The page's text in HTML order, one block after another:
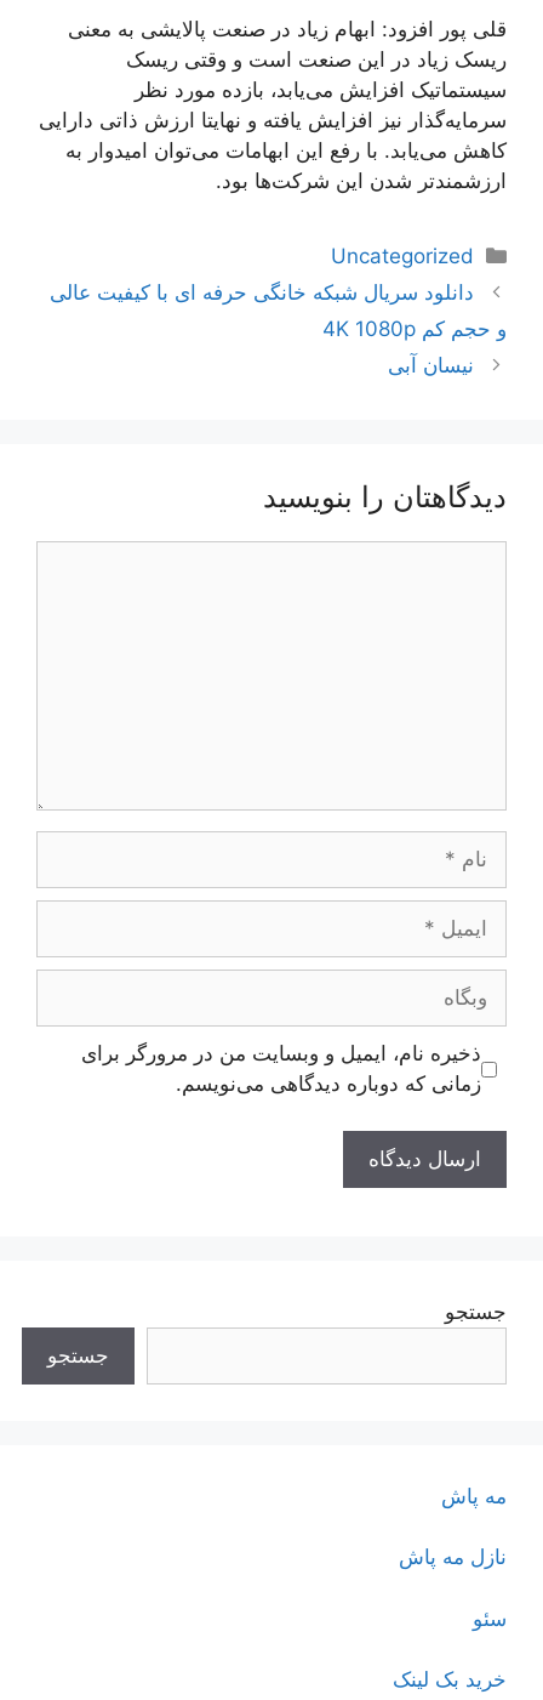
قلی پور افزود: ابهام زیاد در صنعت پالایشی به معنی
ریسک زیاد در این صنعت است و وقتی ریسک
سیستماتیک افزایش می‌یابد، بازده مورد نظر
سرمایه‌گذار نیز افزایش یافته و نهایتا ارزش ذاتی دارایی
کاهش می‌یابد. با رفع این ابهامات می‌توان امیدوار به
ارزشمندتر شدن این شرکت‌ها بود.
دسته‌ها
Uncategorized
ناوبری
نوشته‌ها
دانلود سریال شبکه خانگی حرفه ای با کیفیت عالی
و حجم کم 4K 1080p
نیسان آبی
دیدگاهتان را بنویسید
ایمیل
وبگاه
ذخیره نام، ایمیل و وبسایت من در مرورگر برای
زمانی که دوباره دیدگاهی می‌نویسم.
جستجو
جستجو
مه پاش
نازل مه پاش
سئو
خرید بک لینک